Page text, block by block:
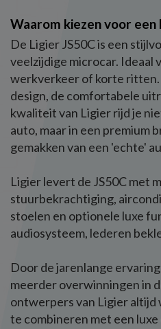
Waarom kiezen voor een
De Ligier JS50C is een
veelzijdige microcar. Ideaal
werkverkeer of korte
design, de comfortabele
kwaliteit van Ligier rijd je
auto, maar in een premium
gemakken van een 'echte'
Ligier levert de JS50C met
stuurbekrachtiging,
stoelen en optionele luxe
audiosysteem, lederen
Door de jarenlange
meerder overwinningen in
ontwerpers van Ligier
te combineren met een